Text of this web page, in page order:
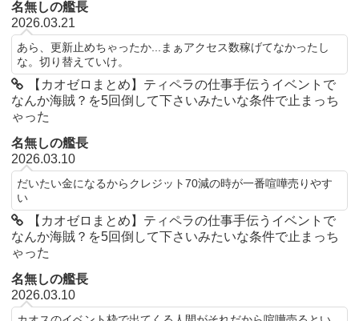
名無しの艦長
2026.03.21
あら、更新止めちゃったか...まぁアクセス数稼げてなかったし
な。切り替えていけ。
【カオゼロまとめ】ティペラの仕事手伝うイベントで
なんか海賊？を5回倒して下さいみたいな条件で止まっち
ゃった
名無しの艦長
2026.03.10
だいたい金になるからクレジット70減の時が一番喧嘩売りやす
い
【カオゼロまとめ】ティペラの仕事手伝うイベントで
なんか海賊？を5回倒して下さいみたいな条件で止まっち
ゃった
名無しの艦長
2026.03.10